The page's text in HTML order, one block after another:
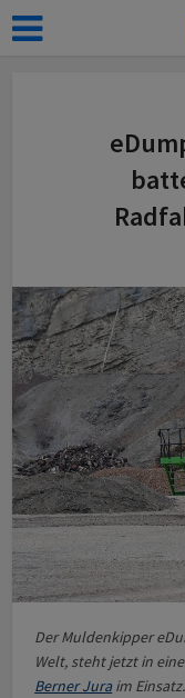
Der Muldenkipper
Welt, steht jetzt in
Berner Juraim